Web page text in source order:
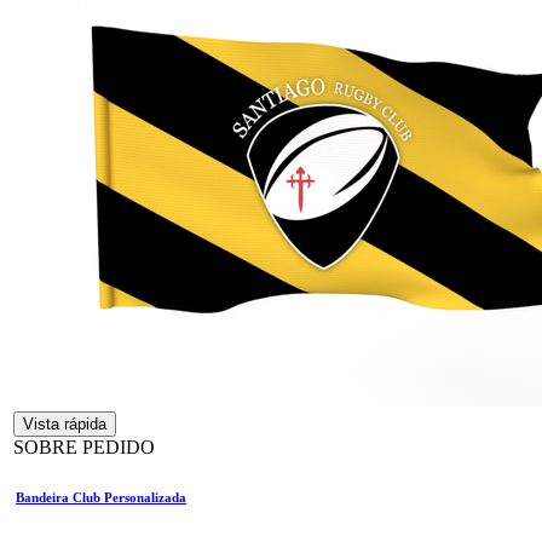
Vista rápida
SOBRE PEDIDO
Bandeira Club Personalizada